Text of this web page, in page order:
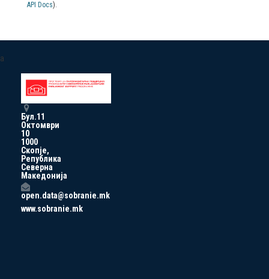
API Docs).
a
Бул.11
Октомври
10
1000
Скопје,
Република
Северна
Македонија
open.data@sobranie.mk
www.sobranie.mk